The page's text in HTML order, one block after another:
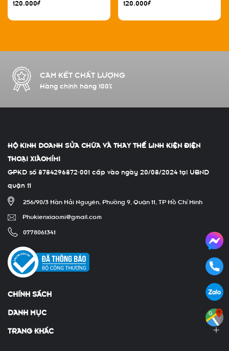
120.000₫
120.000₫
CAM KẾT CHẤT LƯỢNG
Hàng chính hãng 100%
HỘ KINH DOANH SỬA CHỮA VÀ THAY THẾ LINH KIỆN ĐIỆN
THOẠI XIÀOMÍMI
GPKD số 8784296872-001 cấp vào ngày 20/08/2024 tại UBND
quận 11
256/90/3 Hàn Hải Nguyên, Phường 9, Quận 11, TP Hồ Chí Minh
Phukienxiaomi@gmail.com
0778061341
CHÍNH SÁCH
DANH MỤC
TRANG KHÁC